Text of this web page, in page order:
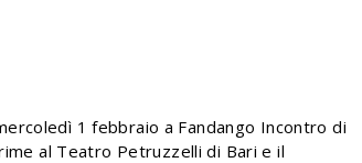
1 febbraio a Fandango Incontro di
al Teatro Petruzzelli di Bari e il